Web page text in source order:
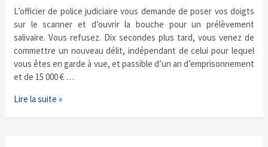
L’officier de police judiciaire vous demande de poser vos doigts
sur le scanner et d’ouvrir la bouche pour un prélèvement
salivaire. Vous refusez. Dix secondes plus tard, vous venez de
commettre un nouveau délit, indépendant de celui pour lequel
vous êtes en garde à vue, et passible d’un an d’emprisonnement
et de 15 000 € …
à
vue
:
ce
que
vous
vraiment
Lire la suite »